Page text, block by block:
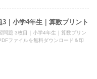
｜小学4年生｜算数プリント
問題 3枚目｜小学4年生｜算数プリン
ファイルを無料ダウンロード＆印